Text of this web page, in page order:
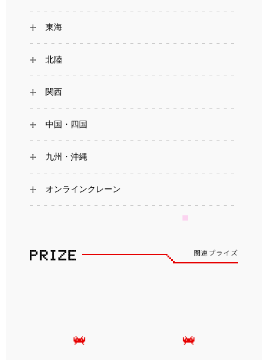
東海
北陸
関西
中国・四国
九州・沖縄
オンラインクレーン
関連プライズ